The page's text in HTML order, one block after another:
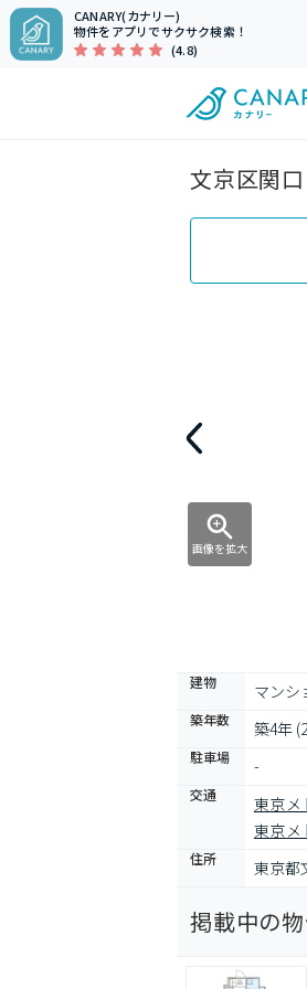
CANARY(カナリー)
物件をアプリでサクサク検索！
(4.8)
文京区関
画像を拡大
建物 マンシ
築年数 築4年
駐車場 -
交通 東京メ
東京メ
住所 東京都
掲載中の